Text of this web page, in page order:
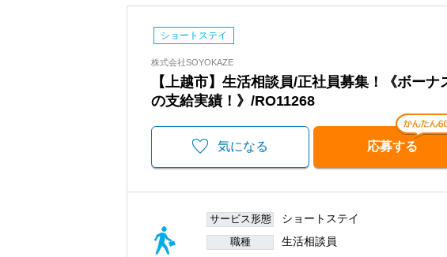
ショートステイ
株式会社SOYOKAZE
【上越市】生活相談員/正社員募集！《ボー
の支給実績！》/RO11268
気になる 応募する
サービス形態 ショートステイ
職種 生活相談員